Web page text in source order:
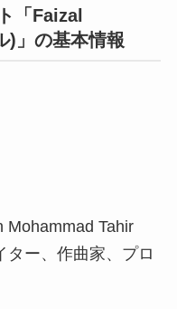
「Faizal
)」の基本情報
Mohammad Tahir
ター、作曲家、プロ